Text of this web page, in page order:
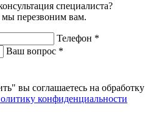
специалиста?
мы перезвоним вам.
Телефон *
Ваш вопрос *
вы соглашаетесь на обработку
конфиденциальности